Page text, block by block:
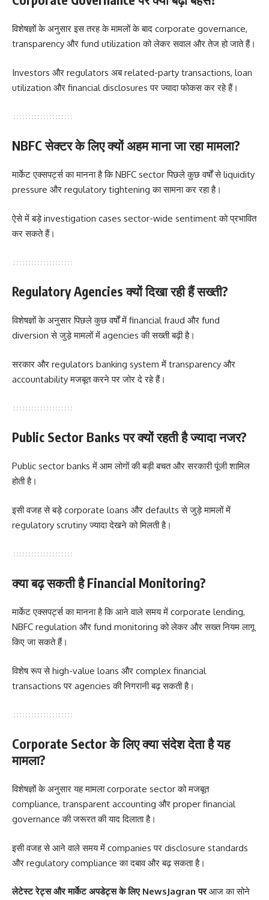
विशेषज्ञों के अनुसार इस तरह के मामलों के बाद corporate governance,
transparency और fund utilization को लेकर सवाल और तेज हो जाते हैं।
Investors और regulators अब related-party transactions, loan
utilization और financial disclosures पर ज्यादा फोकस कर रहे हैं।
NBFC सेक्टर के लिए क्यों अहम माना जा रहा मामला?
मार्केट एक्सपर्ट्स का मानना है कि NBFC sector पिछले कुछ वर्षों से liquidity
pressure और regulatory tightening का सामना कर रहा है।
ऐसे में बड़े investigation cases sector-wide sentiment को प्रभावित
कर सकते हैं।
Regulatory Agencies क्यों दिखा रही हैं सख्ती?
विशेषज्ञों के अनुसार पिछले कुछ वर्षों में financial fraud और fund
diversion से जुड़े मामलों में agencies की सख्ती बढ़ी है।
सरकार और regulators banking system में transparency और
accountability मजबूत करने पर जोर दे रहे हैं।
Public Sector Banks पर क्यों रहती है ज्यादा नजर?
Public sector banks में आम लोगों की बड़ी बचत और सरकारी पूंजी शामिल
होती है।
इसी वजह से बड़े corporate loans और defaults से जुड़े मामलों में
regulatory scrutiny ज्यादा देखने को मिलती है।
क्या बढ़ सकती है Financial Monitoring?
मार्केट एक्सपर्ट्स का मानना है कि आने वाले समय में corporate lending,
NBFC regulation और fund monitoring को लेकर और सख्त नियम लागू
किए जा सकते हैं।
विशेष रूप से high-value loans और complex financial
transactions पर agencies की निगरानी बढ़ सकती है।
Corporate Sector के लिए क्या संदेश देता है यह
मामला?
विशेषज्ञों के अनुसार यह मामला corporate sector को मजबूत
compliance, transparent accounting और proper financial
governance की जरूरत की याद दिलाता है।
इसी वजह से आने वाले समय में companies पर disclosure standards
और regulatory compliance का दबाव और बढ़ सकता है।
लेटेस्ट रेट्स और मार्केट अपडेट्स के लिए NewsJagran पर आज का सोने